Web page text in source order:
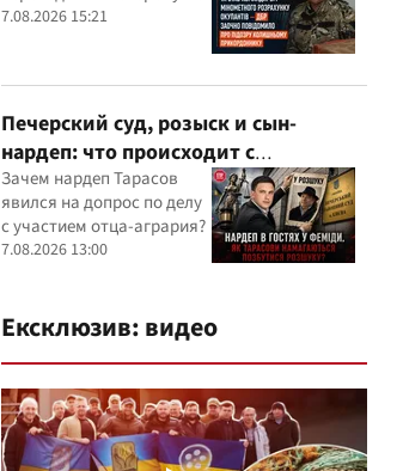
7.08.2026 15:21
Печерский суд, розыск и сын-
нардеп: что происходит с
уголовными производствами с
участием агробарона Тарасова?
Зачем нардеп Тарасов
явился на допрос по делу
с участием отца-агрария?
7.08.2026 13:00
Ексклюзив: видео